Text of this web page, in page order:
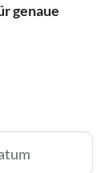
genaue